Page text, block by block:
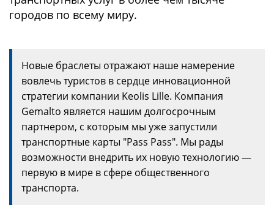
городов по всему миру.
Новые браслеты отражают наше намерение
вовлечь туристов в сердце инновационной
стратегии компании Keolis Lille. Компания
Gemalto является нашим долгосрочным
партнером, с которым мы уже запустили
транспортные карты "Pass Pass". Мы рады
возможности внедрить их новую технологию —
первую в мире в сфере общественного
транспорта.